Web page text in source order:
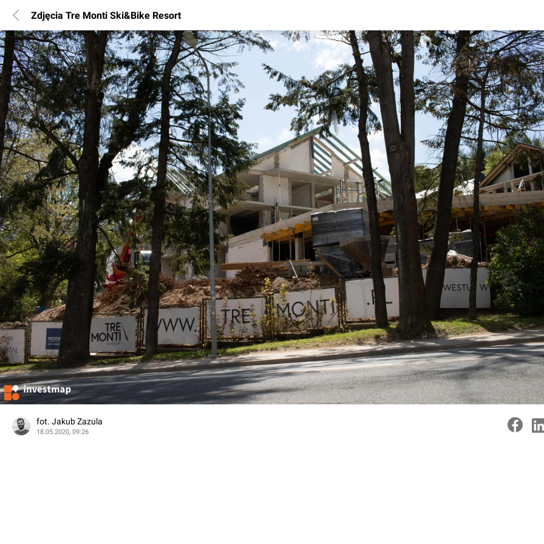
Rynek
POPULARNE REGIONY
Warszawa
Wrocław
Kraków
Poznań
Katowice
Lublin
Gdańsk
Łódź Szczecin
INFORMACJE
Regulamin
Polityka Prywatności
Kontakt
Marketing nieruchomości
Zdjęcia Tre Monti Ski&Bike Resort
fot. Jakub Zazula
18.05.2020, 09:26